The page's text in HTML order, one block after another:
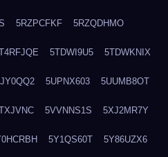
5RZPCFKF 5RZQDHMO
5TDWI9U5 5TDWKNIX
5UPNX603 5UUMB8OT
5VVNNS1S 5XJ2MR7Y
5Y1QS60T 5Y86UZX6